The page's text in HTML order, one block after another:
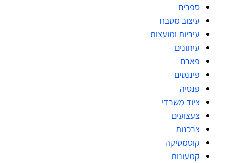
ספרים
עיצוב מטבח
עיריות ומועצות
עיתונים
פארם
פיננסים
פנסיה
ציוד משרדי
צעצועים
צרכנות
קוסמטיקה
קמעונות